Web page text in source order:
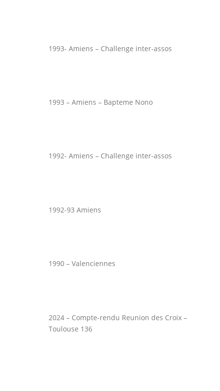
1993- Amiens – Challenge inter-assos
1993 – Amiens – Bapteme Nono
1992- Amiens – Challenge inter-assos
1992-93 Amiens
1990 – Valenciennes
2024 – Compte-rendu Reunion des Croix –
Toulouse 136